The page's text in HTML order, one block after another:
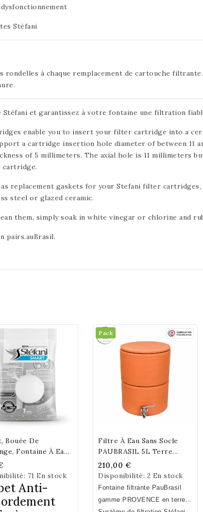
Stéfani
rondelles à chaque remplacement de cartouche
et garantissez à votre fontaine une filtration
enable you to insert your filter cartridge into a
a cartridge insertion hole diameter of between 11
of 5 millimeters. The axial hole is 11 millimeters
as replacement gaskets for your Stefani filter
steel or glazed ceramic.
them, simply soak in white vinegar or chlorine and
pairs.auBrasil.
Add To Cart
Bouée De
Fontaine À Eau
71 En stock
Anti-
Pack
Add To Cart
Filtre À Eau Sans Socle
PAUBRASIL 5L Terre
Cuite Brute - Émaillée
210,00 €
Disponibilité: 2 En stock
Fontaine filtrante PauBrasil
gamme PROVENCE en terre